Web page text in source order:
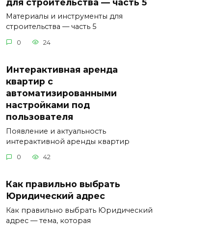
Материалы и инструменты для
строительства — часть 5
0 24
Интерактивная аренда
квартир с
автоматизированными
настройками под
пользователя
Появление и актуальность
интерактивной аренды квартир
0 42
Как правильно выбрать
Юридический адрес
Как правильно выбрать Юридический
адрес — тема, которая